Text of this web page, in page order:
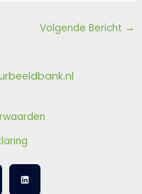
Volgende Bericht →